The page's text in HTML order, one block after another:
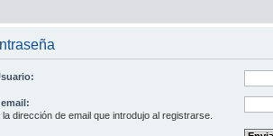
dirección de email que introdujo al registrarse.